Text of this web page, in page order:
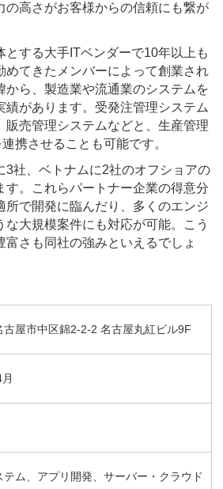
の高さがお客様からの信頼にも繋が
とする大手ITベンダーで10年以上も
めてきたメンバーによって創業され
から、製造業や流通業のシステムを
績があります。受発注管理システム
販売管理システムなどと、生産管理
携させることも可能です。
3社、ベトナムに2社のオフショアの
す。これらパートナー企業の得意分
所で開発に臨んだり、多くのエンジ
な大規模案件にも対応が可能。こう
富さも同社の強みといえるでしょ
古屋市中区錦2-2-2 名古屋丸紅ビル9F
テム、アプリ開発、サーバー・クラウド